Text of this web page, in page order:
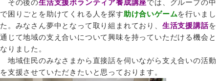
その後の生活支援ボランティア養成講座では、グループの中
で困りごとを助けてくれる人を探す助け合いゲームを行いまし
た。みなさん夢中となって取り組まれており、 生活支援講話を
通じて地域の支え合いについて興味を持っていただける機会と
なりました。
地域住民のみなさまから直接話を伺いながら支え合いの活動
を支援させていただきたいと思っております。